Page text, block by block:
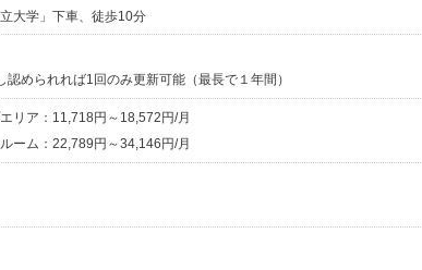
大学」下車、徒歩10分
められれば1回のみ更新可能（最長で１年間）
リア：11,718円～18,572円/月
ーム：22,789円～34,146円/月